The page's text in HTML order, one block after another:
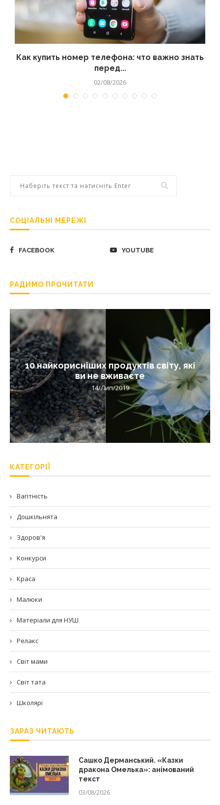
Как купить номер телефона: что важно знать
перед...
02/08/2026
СОЦІАЛЬНІ МЕРЕЖІ
FACEBOOK YOUTUBE
РАДИМО ПРОЧИТАТИ
10 найкорисніших продуктів світу, які
ви не вживаєте
14/Лип/2019
КАТЕГОРІЇ
Вагітність
Дошкільнята
Здоров'я
Конкурси
Краса
Малюки
Матеріали для НУШ
Релакс
Світ мами
Світ тата
Школярі
ЗАРАЗ ЧИТАЮТЬ
Сашко Дерманський. «Казки
дракона Омелька»: анімований
текст
03/08/2026